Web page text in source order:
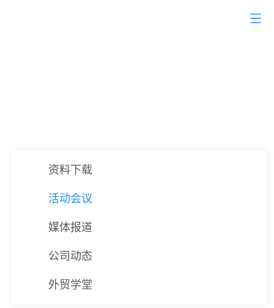
资料下载
活动会议
媒体报道
公司动态
外贸学堂